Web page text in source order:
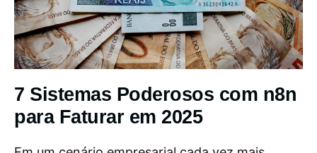
7 Sistemas Poderosos com n8n
para Faturar em 2025